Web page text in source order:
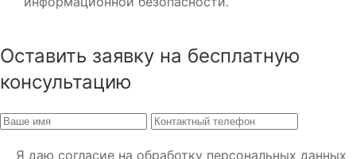
Оставить заявку на бесплатную
консультацию
Я даю согласие на обработку персональных данных